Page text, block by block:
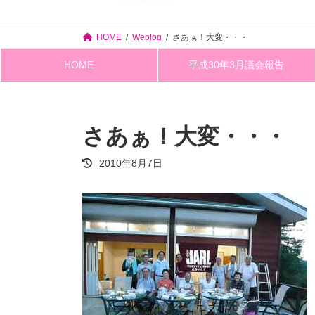
HOME Weblog さあぁ！大変・・・
HOME 平成30年3月議会報告
さあぁ！大変・・・
最
新
日
時
:
2010年8月7日